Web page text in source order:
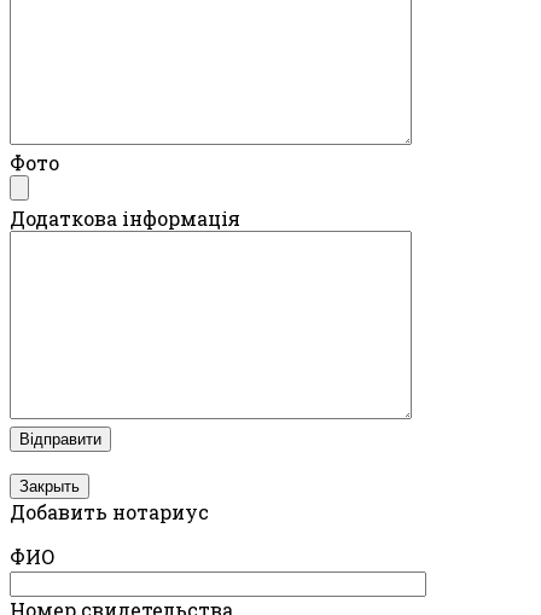
Фото
Додаткова інформація
Закрыть
Добавить нотариус
ФИО
Номер свидетельства